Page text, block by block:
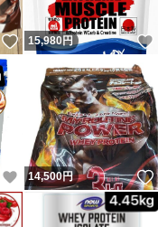
いいね！
15,980 円
いいね！
14,500円